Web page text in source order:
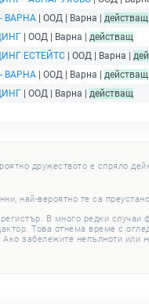
ВАРНА | ООД | Варна | действащ
| ООД | Варна | действащ
ЕСТЕЙТС | ООД | Варна |
ВАРНА | ООД | Варна | действащ
| ООД | Варна | действащ
дружеството е спряло
най-вероятно те са
В много редки
Това отнема време с
забележите непълноти или